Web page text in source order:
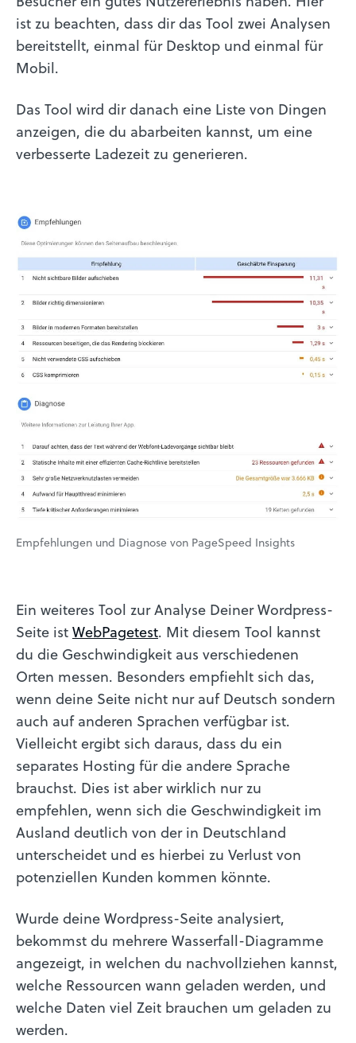
ist zu beachten, dass dir das Tool zwei Analysen
bereitstellt, einmal für Desktop und einmal für
Mobil.
Das Tool wird dir danach eine Liste von Dingen
anzeigen, die du abarbeiten kannst, um eine
verbesserte Ladezeit zu generieren.
Empfehlungen und Diagnose von PageSpeed Insights
Ein weiteres Tool zur Analyse Deiner Wordpress-
Seite istWebPagetest. Mit diesem Tool kannst
du die Geschwindigkeit aus verschiedenen
Orten messen. Besonders empfiehlt sich das,
wenn deine Seite nicht nur auf Deutsch sondern
auch auf anderen Sprachen verfügbar ist.
Vielleicht ergibt sich daraus, dass du ein
separates Hosting für die andere Sprache
brauchst. Dies ist aber wirklich nur zu
empfehlen, wenn sich die Geschwindigkeit im
Ausland deutlich von der in Deutschland
unterscheidet und es hierbei zu Verlust von
potenziellen Kunden kommen könnte.
Wurde deine Wordpress-Seite analysiert,
bekommst du mehrere Wasserfall-Diagramme
angezeigt, in welchen du nachvollziehen kannst,
welche Ressourcen wann geladen werden, und
welche Daten viel Zeit brauchen um geladen zu
werden.